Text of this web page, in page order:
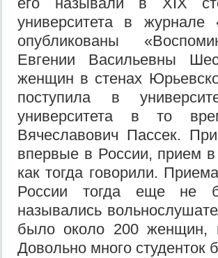
университета в
опубликованы
Евгении Васильевны
женщин в стенах
поступила в
университета в то
Вячеславович Пассек.
впервые в России, прием в
как тогда говорили.
России тогда еще не
назывались
было около 200 женщин,
Довольно много студенток